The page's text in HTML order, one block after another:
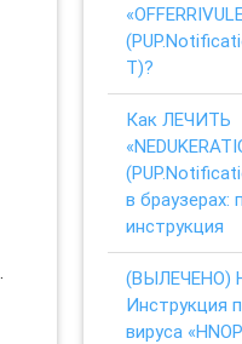
T)?
Как ЛЕЧИТЬ
в браузерах:
инструкция
(ВЫЛЕЧЕНО)
Инструкция
вируса